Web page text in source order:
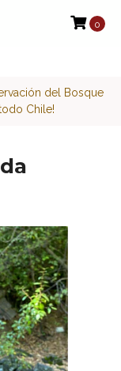
del Bosque
Chile!
0